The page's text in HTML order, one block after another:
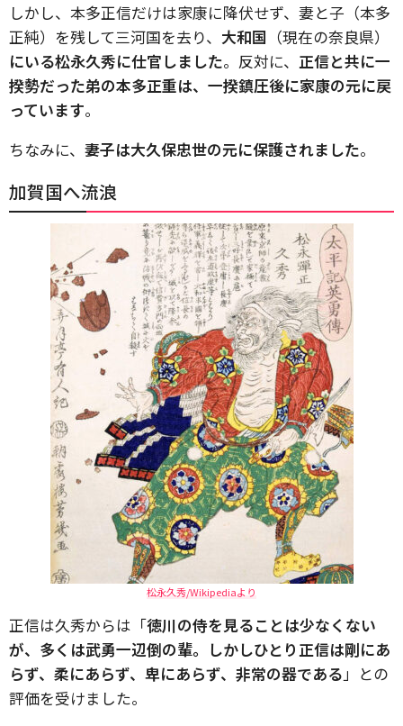
しかし、本多正信だけは家康に降伏せず、妻と子（本多
正純）を残して三河国を去り、 大和国 （現在の奈良県）
にいる松永久秀に仕官しました。反対に、 正信と共に一
揆勢だった弟の本多正重は、一揆鎮圧後に家康の元に戻
っています。
ちなみに、 妻子は大久保忠世の元に保護されました。
加賀国へ流浪
松永久秀/Wikipediaより
正信は久秀からは「徳川の侍を見ることは少なくない
が、多くは武勇一辺倒の輩。しかしひとり正信は剛にあ
らず、柔にあらず、卑にあらず、非常の器である」との
評価を受けました。